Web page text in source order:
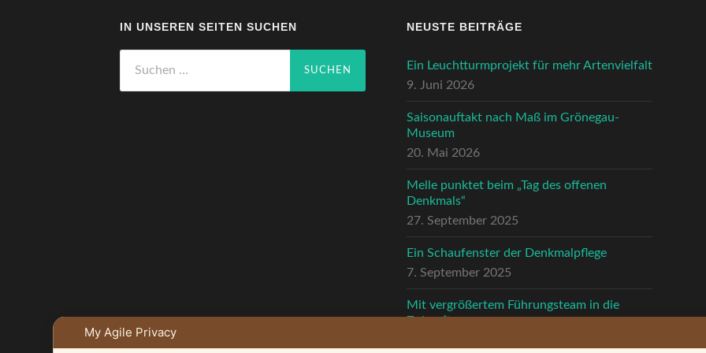
IN UNSEREN SEITEN SUCHEN
nach:
NEUSTE BEITRÄGE
Ein Leuchtturmprojekt für mehr Artenvielfalt
9. Juni 2026
Saisonauftakt nach Maß im Grönegau-
Museum
20. Mai 2026
Melle punktet beim „Tag des offenen
Denkmals“
27. September 2025
Ein Schaufenster der Denkmalpflege
7. September 2025
Mit vergrößertem Führungsteam in die
Zukunft
My Agile Privacy